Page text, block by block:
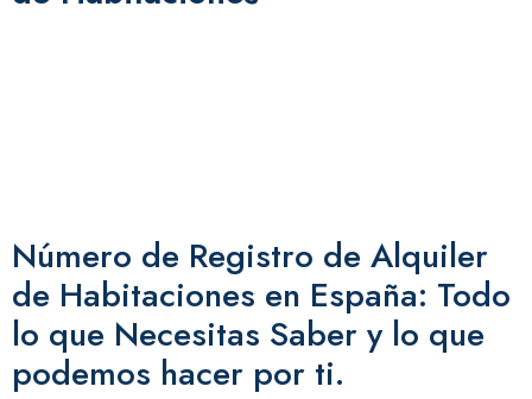
Número de Registro de Alquiler
de Habitaciones en España: Todo
lo que Necesitas Saber y lo que
podemos hacer por ti.